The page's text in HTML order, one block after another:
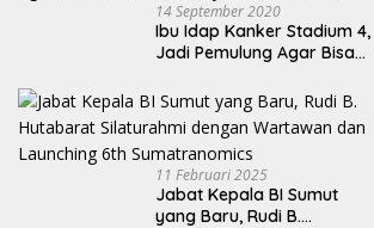
14 September 2020
Ibu Idap Kanker Stadium 4,
Jadi Pemulung Agar Bisa
Anak
11 Februari 2025
Jabat Kepala BI Sumut
yang Baru, Rudi B.